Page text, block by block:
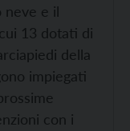
neve e il
13 dotati di
della
impiegati
con i